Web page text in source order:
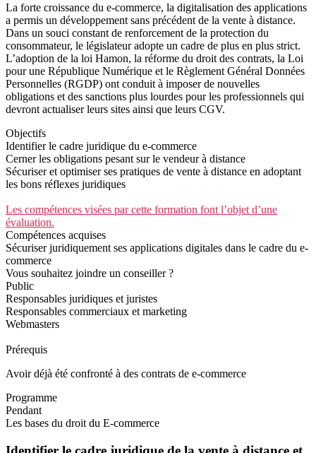
La forte croissance du e-commerce, la digitalisation des applications
a permis un développement sans précédent de la vente à distance.
Dans un souci constant de renforcement de la protection du
consommateur, le législateur adopte un cadre de plus en plus strict.
L’adoption de la loi Hamon, la réforme du droit des contrats, la Loi
pour une République Numérique et le Règlement Général Données
Personnelles (RGDP) ont conduit à imposer de nouvelles
obligations et des sanctions plus lourdes pour les professionnels qui
devront actualiser leurs sites ainsi que leurs CGV.
Objectifs
Identifier le cadre juridique du e-commerce
Cerner les obligations pesant sur le vendeur à distance
Sécuriser et optimiser ses pratiques de vente à distance en adoptant
les bons réflexes juridiques
Les compétences visées par cette formation font l’objet d’une
évaluation.
Compétences acquises
Sécuriser juridiquement ses applications digitales dans le cadre du e-
commerce
Vous souhaitez joindre un conseiller ?
Public
Responsables juridiques et juristes
Responsables commerciaux et marketing
Webmasters
Prérequis
Avoir déjà été confronté à des contrats de e-commerce
Programme
Pendant
Les bases du droit du E-commerce